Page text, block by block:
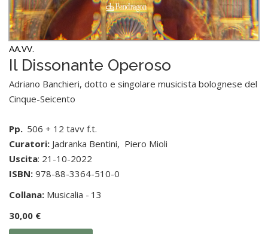
AA.VV.
Il Dissonante Operoso
Adriano Banchieri, dotto e singolare musicista bolognese del
Cinque-Seicento
Pp. 506 + 12 tavv f.t.
Curatori: Jadranka Bentini, Piero Mioli
Uscita: 21-10-2022
ISBN: 978-88-3364-510-0
Collana: Musicalia - 13
30,00 €